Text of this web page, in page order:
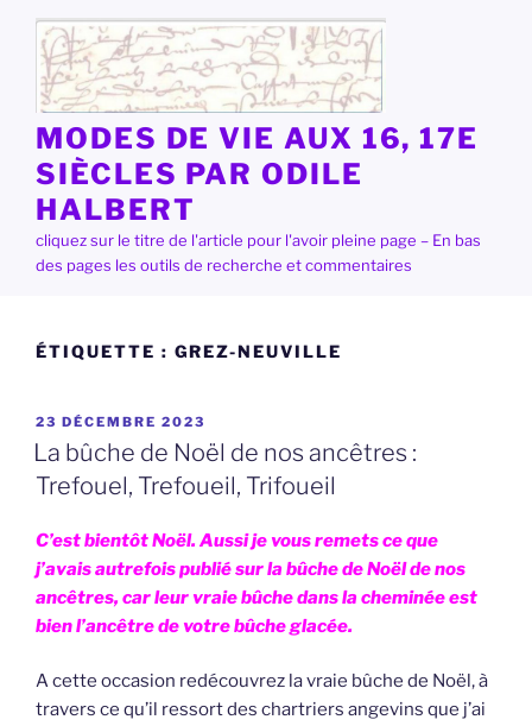
contenu
principal
MODES DE VIE AUX 16, 17E
SIÈCLES PAR ODILE
HALBERT
cliquez sur le titre de l'article pour l'avoir pleine page – En bas
des pages les outils de recherche et commentaires
ÉTIQUETTE : GREZ-NEUVILLE
PUBLIÉ
LE
23 DÉCEMBRE 2023
La bûche de Noël de nos ancêtres :
Trefouel, Trefoueil, Trifoueil
C’est bientôt Noël. Aussi je vous remets ce que
j’avais autrefois publié sur la bûche de Noël de nos
ancêtres, car leur vraie bûche dans la cheminée est
bien l’ancêtre de votre bûche glacée.
A cette occasion redécouvrez la vraie bûche de Noël, à
travers ce qu’il ressort des chartriers angevins que j’ai